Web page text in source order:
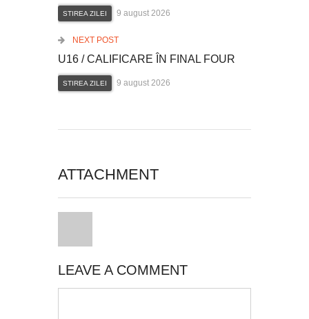
STIREA ZILEI 9 august 2026
NEXT POST
U16 / CALIFICARE ÎN FINAL FOUR
STIREA ZILEI 9 august 2026
ATTACHMENT
LEAVE A COMMENT